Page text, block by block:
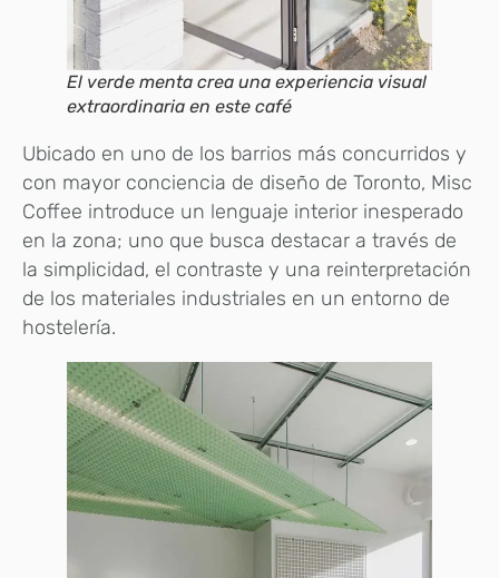
El verde menta crea una experiencia visual
extraordinaria en este café
Ubicado en uno de los barrios más concurridos y
con mayor conciencia de diseño de Toronto, Misc
Coffee introduce un lenguaje interior inesperado
en la zona; uno que busca destacar a través de
la simplicidad, el contraste y una reinterpretación
de los materiales industriales en un entorno de
hostelería.